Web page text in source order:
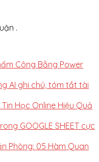
.
Công Bằng Power
AI ghi chú, tóm tắt tài
Học Online Hiệu Quả
GOOGLE SHEET cực
Phòng: 05 Hàm Quan